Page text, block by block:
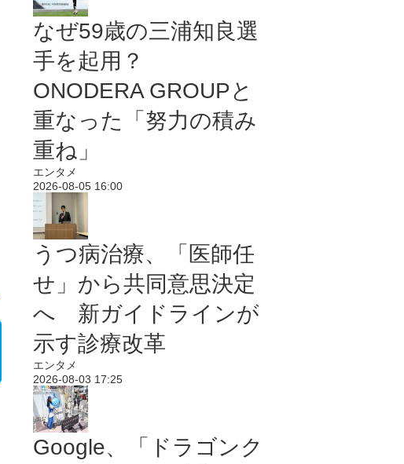
なぜ59歳の三浦知良選
手を起用？
ONODERA GROUPと
重なった「努力の積み
重ね」
エンタメ
2026-08-05 16:00
うつ病治療、「医師任
せ」から共同意思決定
へ 新ガイドラインが
示す診療改革
エンタメ
2026-08-03 17:25
Google、「ドラゴンク